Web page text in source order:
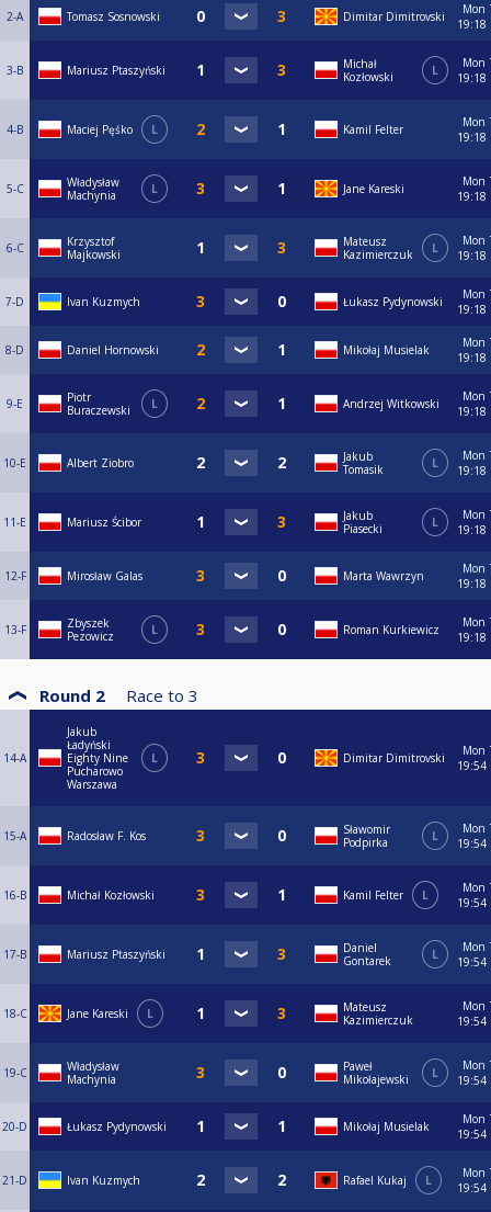
2-A Tomasz Sosnowski Dimitar Dimitrovski
Mon
19:18
3-B Mariusz Ptaszyński
Michał
Kozłowski
L
Mon
19:18
4-B Maciej Pęśko L Kamil Felter
Mon
19:18
5-C
Władysław
Machynia
L Jane Kareski
Mon
19:18
6-C
Krzysztof
Majkowski
Mateusz
Kazimierczuk
L
Mon
19:18
7-D Ivan Kuzmych Łukasz Pydynowski
Mon
19:18
8-D Daniel Hornowski Mikołaj Musielak
Mon
19:18
9-E
Piotr
Buraczewski
L Andrzej Witkowski
Mon
19:18
10-E Albert Ziobro
Jakub
Tomasik
L
Mon
19:18
11-E Mariusz Ścibor
Jakub
Piasecki
L
Mon
19:18
12-F Mirosław Galas Marta Wawrzyn
Mon
19:18
13-F
Zbyszek
Pezowicz
L Roman Kurkiewicz
Mon
19:18
Round 2 Race to 3
14-A
Jakub
Ładyński
Eighty Nine
Pucharowo
Warszawa
L Dimitar Dimitrovski
Mon
19:54
15-A Radosław F. Kos
Sławomir
Podpirka
L
Mon
19:54
16-B Michał Kozłowski Kamil Felter L
Mon
19:54
17-B Mariusz Ptaszyński
Daniel
Gontarek
L
Mon
19:54
18-C Jane Kareski L
Mateusz
Kazimierczuk
Mon
19:54
19-C
Władysław
Machynia
Paweł
Mikołajewski
L
Mon
19:54
20-D Łukasz Pydynowski Mikołaj Musielak
Mon
19:54
21-D Ivan Kuzmych Rafael Kukaj L
Mon
19:54